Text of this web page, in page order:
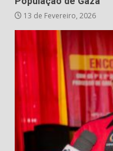
13 de Fevereiro, 2026